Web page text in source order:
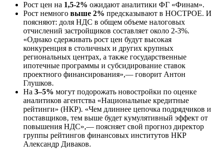
Рост цен на 1,5-2% ожидают аналитики ФГ «Финам».
Рост немного выше 2% предсказывают в НОСТРОЕ. И
поясняют: доля НДС в общем объеме налоговых
отчислений застройщиков составляет около 2-3%.
«Однако сдерживать рост цен будут высокая
конкуренция в столичных и других крупных
региональных центрах, а также государственные
ипотечные программы и субсидирование ставок
проектного финансирования»,— говорит Антон
Глушков.
На 3–5% могут подорожать новостройки по оценке
аналитиков агентства «Национальные кредитные
рейтинги» (НКР). «Чем длиннее цепочка подрядчиков и
поставщиков, тем выше будет кумулятивный эффект от
повышения НДС»,— поясняет свой прогноз директор
группы рейтингов финансовых институтов НКР
Александр Диваков.